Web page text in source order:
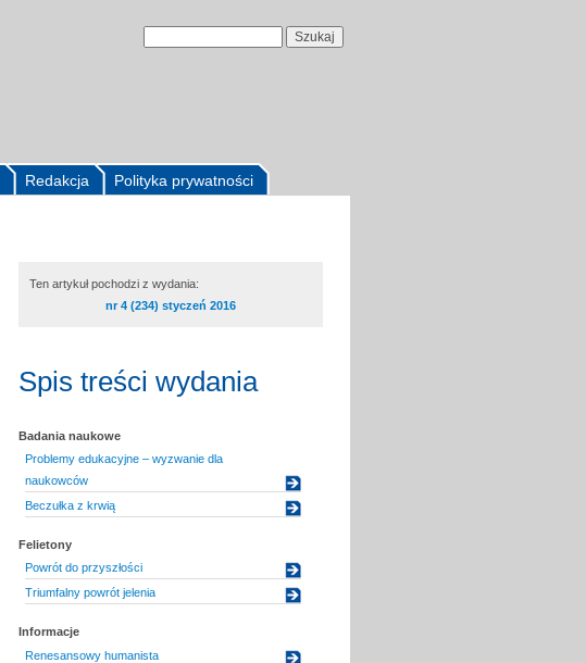
Polityka prywatności
Redakcja
Ten artykuł pochodzi z wydania:
nr 4 (234) styczeń 2016
Spis treści wydania
Badania naukowe
Problemy edukacyjne – wyzwanie dla
naukowców
Beczułka z krwią
Felietony
Powrót do przyszłości
Triumfalny powrót jelenia
Informacje
Renesansowy humanista